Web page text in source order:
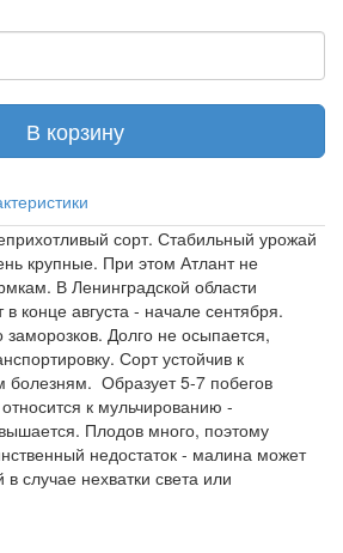
В корзину
сорт. Стабильный урожай
крупные. При этом Атлант не
В Ленинградской области
конце августа - начале сентября.
Долго не осыпается,
Сорт устойчив к
болезням. Образует 5-7 побегов
к мульчированию -
Плодов много, поэтому
недостаток - малина может
случае нехватки света или